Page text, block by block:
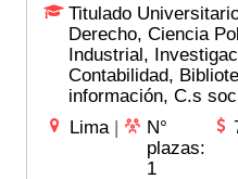
Titulado
Derecho, Ciencia
Industrial,
Contabilidad,
información, C.s
Lima |
N°
plazas:
1